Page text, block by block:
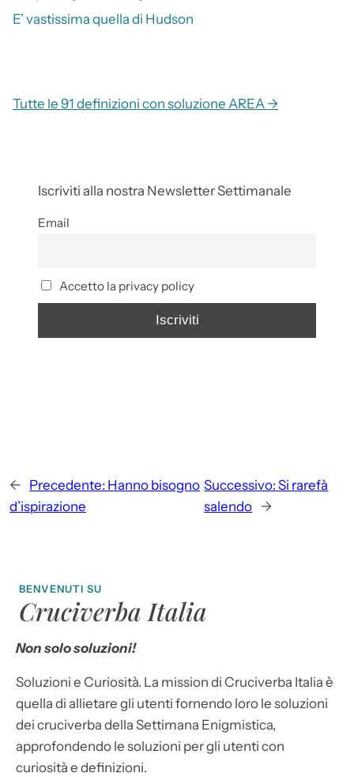
E’ vastissima quella di Hudson
Tutte le 91 definizioni con soluzione AREA →
Iscriviti alla nostra Newsletter Settimanale
Email
Accetto la privacy policy
← Precedente: Hanno bisogno
d’ispirazione
Successivo: Si rarefà
salendo →
BENVENUTI SU
Cruciverba Italia
Non solo soluzioni!
Soluzioni e Curiosità. La mission di Cruciverba Italia è
quella di allietare gli utenti fornendo loro le soluzioni
dei cruciverba della Settimana Enigmistica,
approfondendo le soluzioni per gli utenti con
curiosità e definizioni.